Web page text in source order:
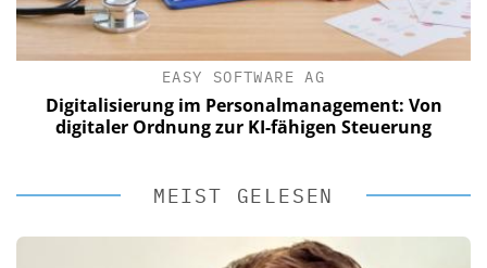
EASY SOFTWARE AG
Digitalisierung im Personalmanagement: Von
digitaler Ordnung zur KI-fähigen Steuerung
MEIST GELESEN